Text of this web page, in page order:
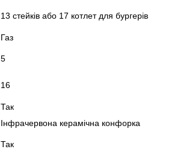
13 стейків або 17 котлет для бургерів
Газ
5
16
Так
Інфрачервона керамічна конфорка
Так